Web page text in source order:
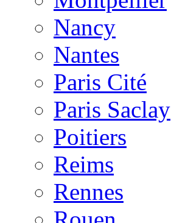
Nancy
Nantes
Paris Cité
Paris Saclay
Poitiers
Reims
Rennes